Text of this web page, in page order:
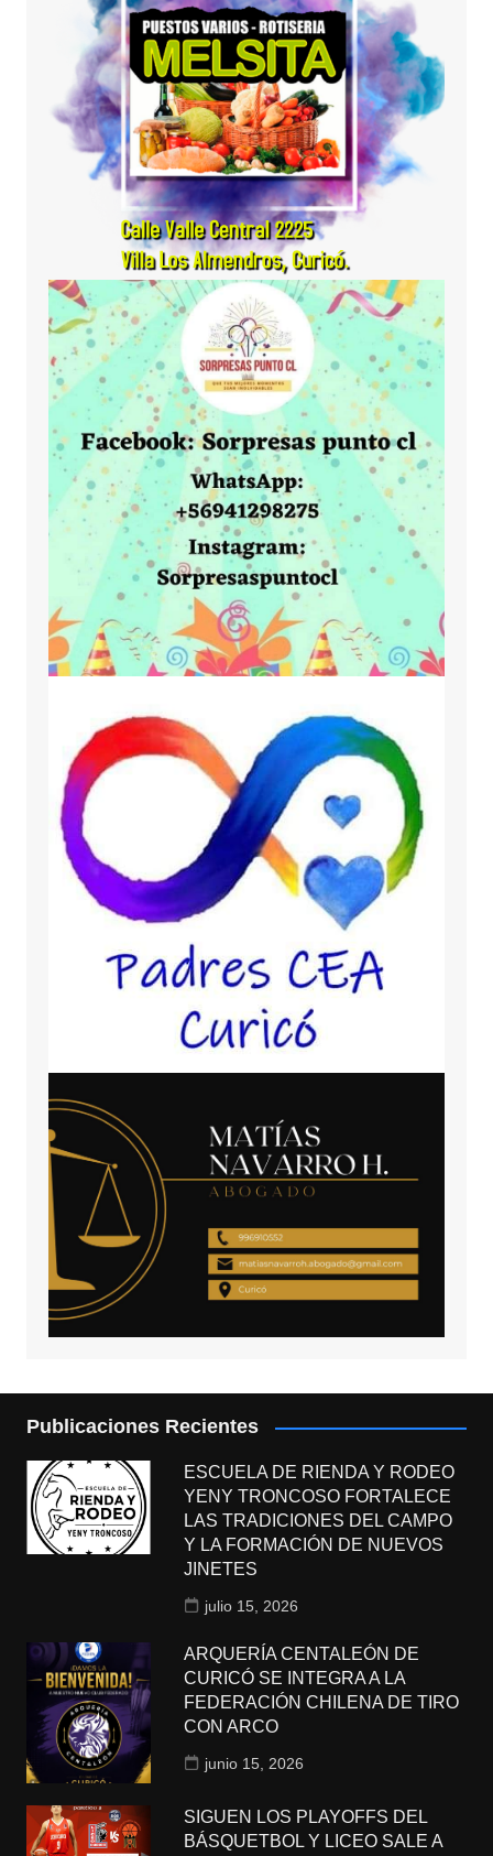
Publicaciones Recientes
ESCUELA DE RIENDA Y RODEO
YENY TRONCOSO FORTALECE
LAS TRADICIONES DEL CAMPO
Y LA FORMACIÓN DE NUEVOS
JINETES
julio 15, 2026
ARQUERÍA CENTALEÓN DE
CURICÓ SE INTEGRA A LA
FEDERACIÓN CHILENA DE TIRO
CON ARCO
junio 15, 2026
SIGUEN LOS PLAYOFFS DEL
BÁSQUETBOL Y LICEO SALE A